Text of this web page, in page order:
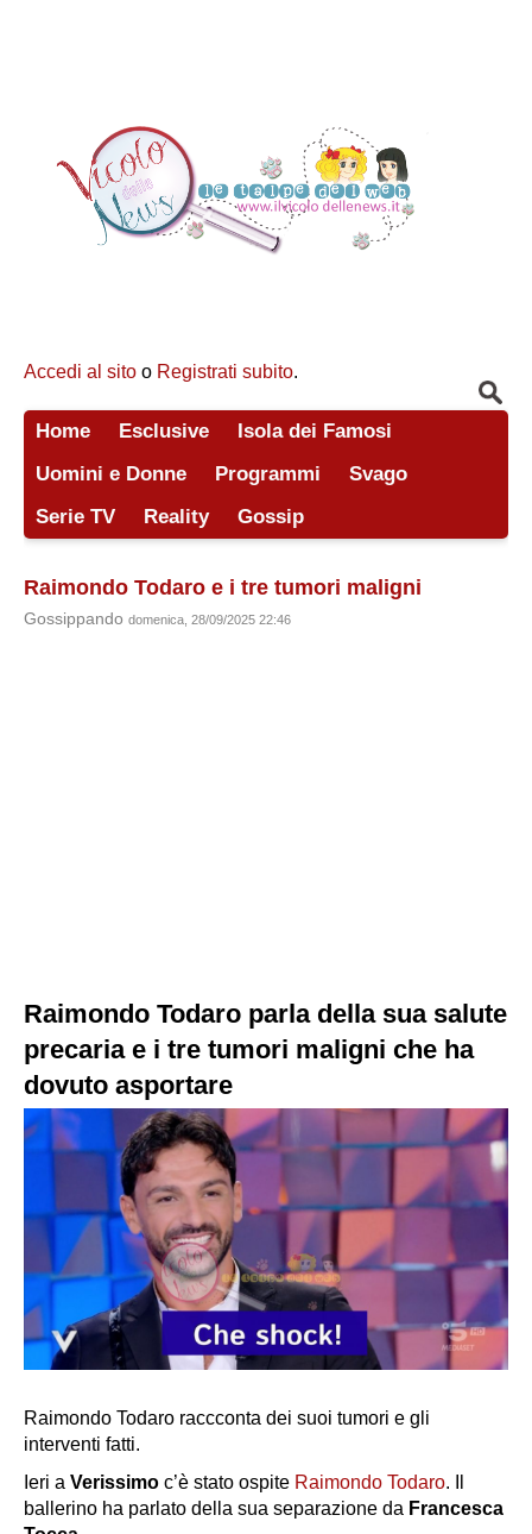
Accedi al sito o Registrati subito.
Home Esclusive
Isola dei Famosi
Uomini e Donne
Programmi
Svago
Serie TV
Reality Gossip
Raimondo Todaro e i tre tumori maligni
Gossippando domenica, 28/09/2025 22:46
Raimondo Todaro parla della sua salute
precaria e i tre tumori maligni che ha
dovuto asportare
Raimondo Todaro raccconta dei suoi tumori e gli
interventi fatti.
Ieri a Verissimo c’è stato ospite Raimondo Todaro. Il
ballerino ha parlato della sua separazione da Francesca